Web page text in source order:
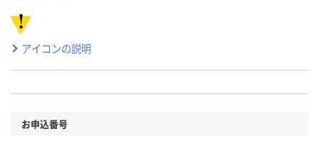
アイコンの説明
お申込番号